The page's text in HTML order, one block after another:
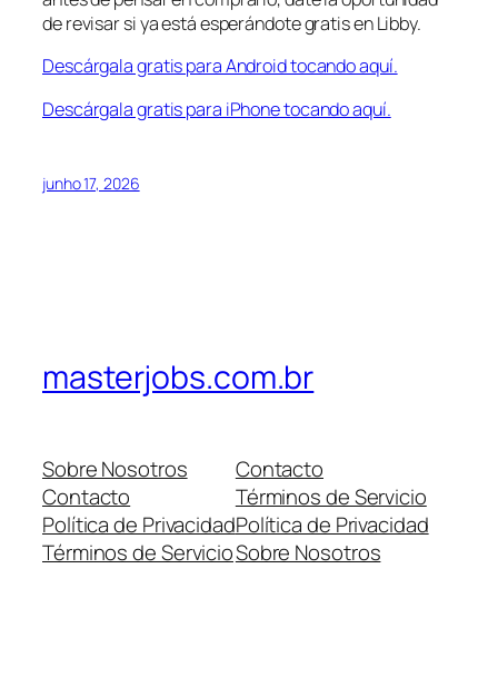
de revisar si ya está esperándote gratis en Libby.
Descárgala gratis para Android tocando aquí.
Descárgala gratis para iPhone tocando aquí.
junho 17, 2026
masterjobs.com.br
Sobre Nosotros
Contacto
Política de Privacidad
Términos de Servicio
Contacto
Términos de Servicio
Política de Privacidad
Sobre Nosotros